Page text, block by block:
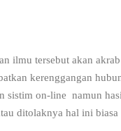
ilmu tersebut akan
kerenggangan
sistim on-line namun
ditolaknya hal ini